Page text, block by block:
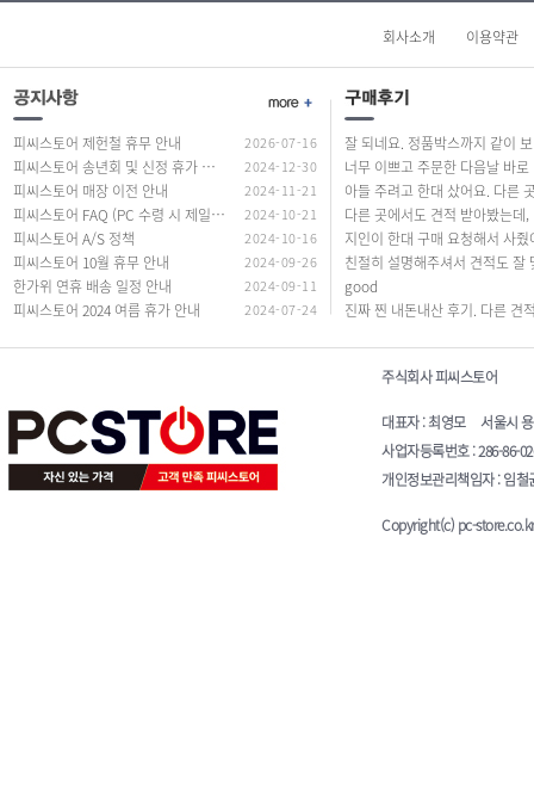
회사소개 이용약관
피씨스토어 제헌철 휴무 안내 2026-07-16
피씨스토어 송년회 및 신정 휴가 안내 2024-12-30
피씨스토어 매장 이전 안내 2024-11-21
피씨스토어 FAQ (PC 수령 시 제일 많이 하는 질문 답변) 2024-10-21
피씨스토어 A/S 정책 2024-10-16
피씨스토어 10월 휴무 안내 2024-09-26
한가위 연휴 배송 일정 안내 2024-09-11
피씨스토어 2024 여름 휴가 안내 2024-07-24
good
주식회사 피씨스토어
대표자 : 최영모 서울시 용
사업자등록번호 : 286-86-
개인정보관리책임자 : 임
Copyright(c) pc-